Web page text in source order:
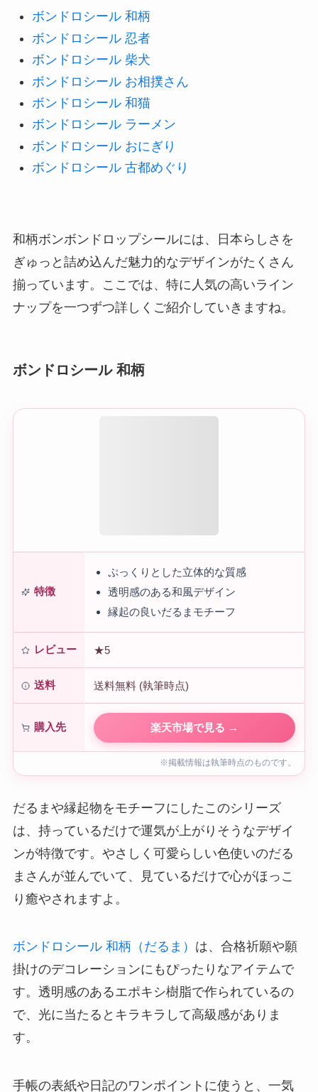
ボンドロシール 和柄
ボンドロシール 忍者
ボンドロシール 柴犬
ボンドロシール お相撲さん
ボンドロシール 和猫
ボンドロシール ラーメン
ボンドロシール おにぎり
ボンドロシール 古都めぐり
和柄ボンボンドロップシールには、日本らしさを
ぎゅっと詰め込んだ魅力的なデザインがたくさん
揃っています。ここでは、特に人気の高いライン
ナップを一つずつ詳しくご紹介していきますね。
ボンドロシール 和柄
特徴
ぷっくりとした立体的な質感
透明感のある和風デザイン
縁起の良いだるまモチーフ
レビュー ★5
送料 送料無料 (執筆時点)
購入先 楽天市場で見る →
※掲載情報は執筆時点のものです。
だるまや縁起物をモチーフにしたこのシリーズ
は、持っているだけで運気が上がりそうなデザイ
ンが特徴です。やさしく可愛らしい色使いのだる
まさんが並んでいて、見ているだけで心がほっこ
り癒やされますよ。
ボンドロシール 和柄（だるま） は、合格祈願や願
掛けのデコレーションにもぴったりなアイテムで
す。透明感のあるエポキシ樹脂で作られているの
で、光に当たるとキラキラして高級感がありま
す。
手帳の表紙や日記のワンポイントに使うと、一気